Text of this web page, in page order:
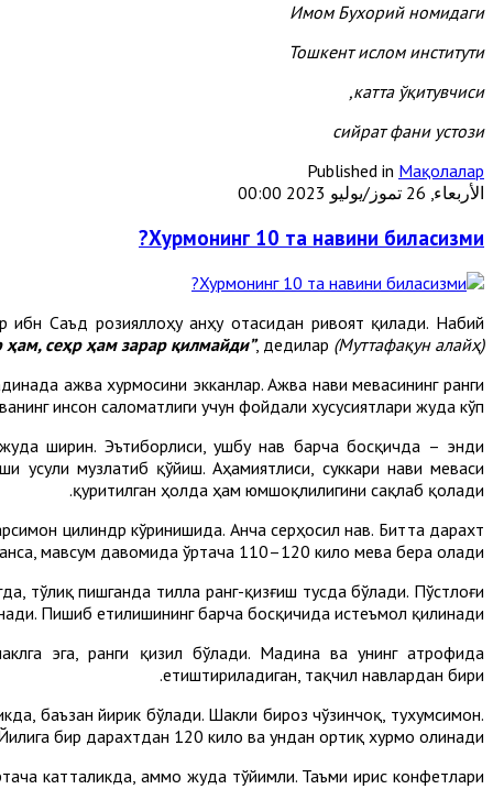
Имом Бухорий номидаги
Тошкент ислом институти
катта ўқитувчиси,
сийрат фани устози
Published in Мақолалар
الأربعاء, 26 تموز/يوليو 2023 00:00
Хурмонинг 10 та навини биласизми?
Саъд розияллоҳу анҳу отасидан ривоят қилади. Набий
сеҳр ҳам зарар қилмайди”, дедилар (Муттафақун алайҳ)
ажва хурмосини экканлар. Ажва нави мевасининг ранги
инсон саломатлиги учун фойдали хусусиятлари жуда кўп.
ширин. Эътиборлиси, ушбу нав барча босқичда – энди
усули музлатиб қўйиш. Аҳамиятлиси, суккари нави меваси
қуритилган ҳолда ҳам юмшоқлилигини сақлаб қолади.
цилиндр кўринишида. Анча серҳосил нав. Битта дарахт
мавсум давомида ўртача 110–120 кило мева бера олади.
тўлиқ пишганда тилла ранг-қизғиш тусда бўлади. Пўстлоғи
Пишиб етилишининг барча босқичида истеъмол қилинади.
эга, ранги қизил бўлади. Мадина ва унинг атрофида
етиштириладиган, тақчил навлардан бири.
баъзан йирик бўлади. Шакли бироз чўзинчоқ, тухумсимон.
бир дарахтдан 120 кило ва ундан ортиқ хурмо олинади.
катталикда, аммо жуда тўйимли. Таъми ирис конфетлари